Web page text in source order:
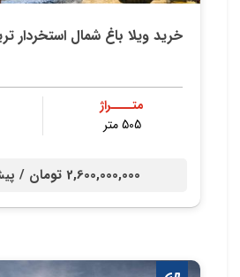
خرید ویلا باغ شمال استخردار
متــــراژ
505 متر
2,600,000,000 تومان /